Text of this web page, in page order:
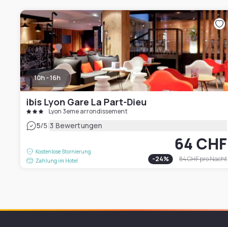
10h - 16h
ibis Lyon Gare La Part-Dieu
Lyon 3eme arrondissement
5/5|3 Bewertungen
Kostenlose Stornierung
Zahlung im Hotel
64 CHF
-24% 84 CHFpro Nacht